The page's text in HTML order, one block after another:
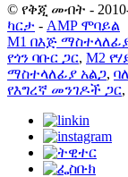
© የቅጂ መብት -
ካርታ - AMP ሞባይል
M1 በእጅ
የጎን ባቡር ጋር, M2
ማስተላለፊያ አልጋ,
የእግረኛ መንገዶች ጋር,